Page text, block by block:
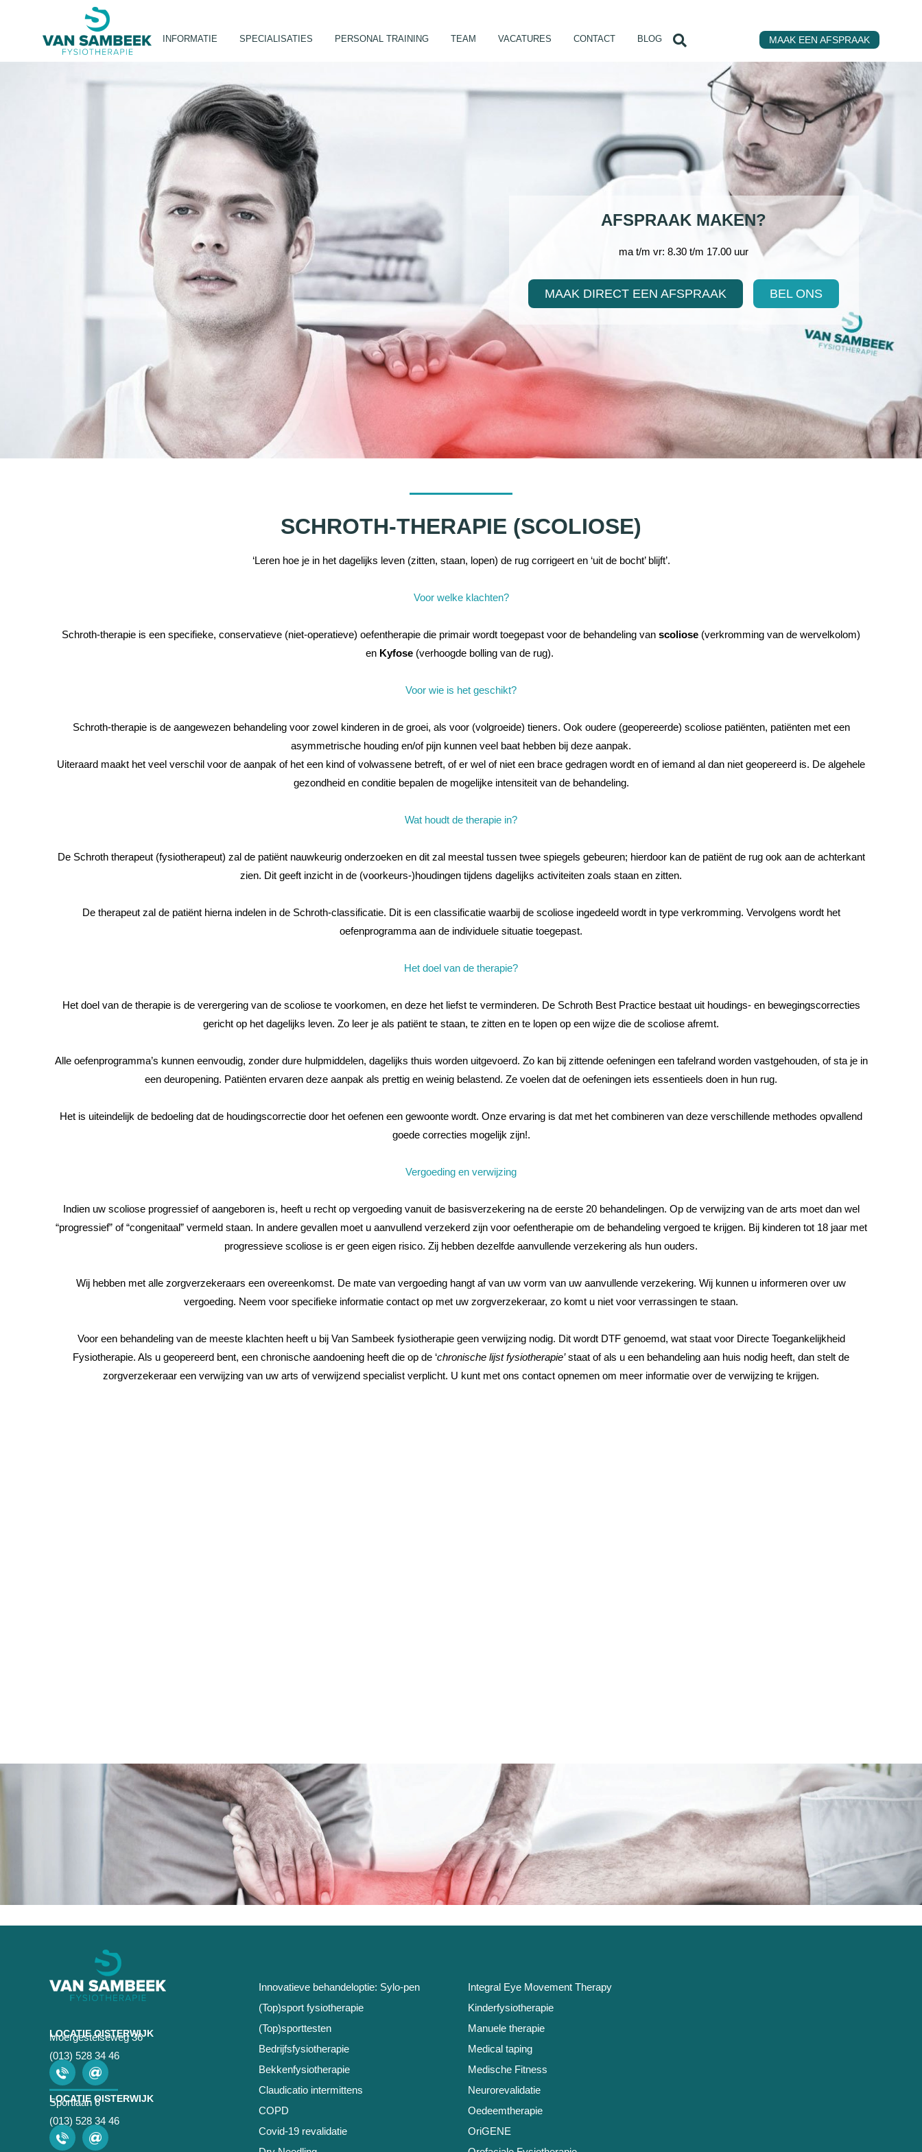
INFORMATIE SPECIALISATIES PERSONAL TRAINING TEAM VACATURES CONTACT BLOG MAAK EEN AFSPRAAK
AFSPRAAK MAKEN?
ma t/m vr: 8.30 t/m 17.00 uur
MAAK DIRECT EEN AFSPRAAK BEL ONS
SCHROTH-THERAPIE (SCOLIOSE)
‘Leren hoe je in het dagelijks leven (zitten, staan, lopen) de rug corrigeert en ‘uit de bocht’ blijft’.
Voor welke klachten?
Schroth-therapie is een specifieke, conservatieve (niet-operatieve) oefentherapie die primair wordt toegepast voor de behandeling van scoliose (verkromming van de wervelkolom)
en Kyfose (verhoogde bolling van de rug).
Voor wie is het geschikt?
Schroth-therapie is de aangewezen behandeling voor zowel kinderen in de groei, als voor (volgroeide) tieners. Ook oudere (geopereerde) scoliose patiënten, patiënten met een
asymmetrische houding en/of pijn kunnen veel baat hebben bij deze aanpak.
Uiteraard maakt het veel verschil voor de aanpak of het een kind of volwassene betreft, of er wel of niet een brace gedragen wordt en of iemand al dan niet geopereerd is. De algehele
gezondheid en conditie bepalen de mogelijke intensiteit van de behandeling.
Wat houdt de therapie in?
De Schroth therapeut (fysiotherapeut) zal de patiënt nauwkeurig onderzoeken en dit zal meestal tussen twee spiegels gebeuren; hierdoor kan de patiënt de rug ook aan de achterkant
zien. Dit geeft inzicht in de (voorkeurs-)houdingen tijdens dagelijks activiteiten zoals staan en zitten.
De therapeut zal de patiënt hierna indelen in de Schroth-classificatie. Dit is een classificatie waarbij de scoliose ingedeeld wordt in type verkromming. Vervolgens wordt het
oefenprogramma aan de individuele situatie toegepast.
Het doel van de therapie?
Het doel van de therapie is de verergering van de scoliose te voorkomen, en deze het liefst te verminderen. De Schroth Best Practice bestaat uit houdings- en bewegingscorrecties
gericht op het dagelijks leven. Zo leer je als patiënt te staan, te zitten en te lopen op een wijze die de scoliose afremt.
Alle oefenprogramma’s kunnen eenvoudig, zonder dure hulpmiddelen, dagelijks thuis worden uitgevoerd. Zo kan bij zittende oefeningen een tafelrand worden vastgehouden, of sta je in
een deuropening. Patiënten ervaren deze aanpak als prettig en weinig belastend. Ze voelen dat de oefeningen iets essentieels doen in hun rug.
Het is uiteindelijk de bedoeling dat de houdingscorrectie door het oefenen een gewoonte wordt. Onze ervaring is dat met het combineren van deze verschillende methodes opvallend
goede correcties mogelijk zijn!.
Vergoeding en verwijzing
Indien uw scoliose progressief of aangeboren is, heeft u recht op vergoeding vanuit de basisverzekering na de eerste 20 behandelingen. Op de verwijzing van de arts moet dan wel
“progressief” of “congenitaal” vermeld staan. In andere gevallen moet u aanvullend verzekerd zijn voor oefentherapie om de behandeling vergoed te krijgen. Bij kinderen tot 18 jaar met
progressieve scoliose is er geen eigen risico. Zij hebben dezelfde aanvullende verzekering als hun ouders.
Wij hebben met alle zorgverzekeraars een overeenkomst. De mate van vergoeding hangt af van uw vorm van uw aanvullende verzekering. Wij kunnen u informeren over uw
vergoeding. Neem voor specifieke informatie contact op met uw zorgverzekeraar, zo komt u niet voor verrassingen te staan.
Voor een behandeling van de meeste klachten heeft u bij Van Sambeek fysiotherapie geen verwijzing nodig. Dit wordt DTF genoemd, wat staat voor Directe Toegankelijkheid
Fysiotherapie. Als u geopereerd bent, een chronische aandoening heeft die op de ‘chronische lijst fysiotherapie’staat of als u een behandeling aan huis nodig heeft, dan stelt de
zorgverzekeraar een verwijzing van uw arts of verwijzend specialist verplicht. U kunt met ons contact opnemen om meer informatie over de verwijzing te krijgen.
LOCATIE OISTERWIJK
Moergestelseweg 36
(013) 528 34 46
LOCATIE OISTERWIJK
Sportlaan 6
(013) 528 34 46
Innovatieve behandeloptie: Sylo-pen
(Top)sport fysiotherapie
(Top)sporttesten
Bedrijfsfysiotherapie
Bekkenfysiotherapie
Claudicatio intermittens
COPD
Covid-19 revalidatie
Integral Eye Movement Therapy
Kinderfysiotherapie
Manuele therapie
Medical taping
Medische Fitness
Neurorevalidatie
Oedeemtherapie
OriGENE